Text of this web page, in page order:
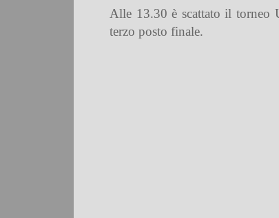
Alle 13.30 è scattato il torneo
terzo posto finale.